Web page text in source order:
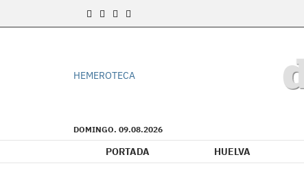
HEMEROTECA
DOMINGO. 09.08.2026
PORTADA HUELVA